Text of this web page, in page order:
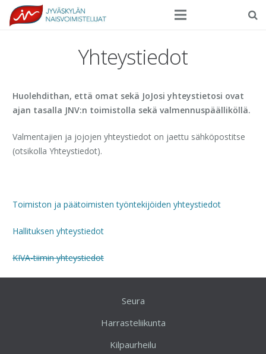
Kilpaurheilu
Ilmoittautuminen
Yhteystiedot
Huolehdithan, että omat sekä JoJosi yhteystietosi ovat
ajan tasalla JNV:n toimistolla sekä valmennuspäälliköllä.
Valmentajien ja jojojen yhteystiedot on jaettu sähköpostitse
(otsikolla Yhteystiedot).
Toimiston ja päätoimisten työntekijöiden yhteystiedot
Hallituksen yhteystiedot
KIVA-tiimin yhteystiedot
Seura
Harrasteliikunta
Kilpaurheilu